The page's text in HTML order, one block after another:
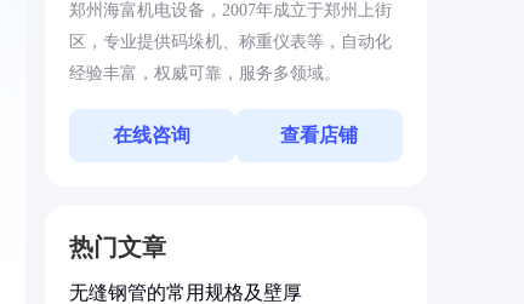
郑州海富机电设备，2007年成立于郑州上街
区，专业提供码垛机、称重仪表等，自动化
经验丰富，权威可靠，服务多领域。
在线咨询 查看店铺
热门文章
无缝钢管的常用规格及壁厚